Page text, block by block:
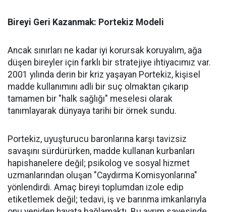
Bireyi Geri Kazanmak: Portekiz Modeli
​Ancak sınırları ne kadar iyi korursak koruyalım, ağa
düşen bireyler için farklı bir stratejiye ihtiyacımız var.
2001 yılında derin bir kriz yaşayan Portekiz, kişisel
madde kullanımını adli bir suç olmaktan çıkarıp
tamamen bir "halk sağlığı" meselesi olarak
tanımlayarak dünyaya tarihi bir örnek sundu.
​Portekiz, uyuşturucu baronlarına karşı tavizsiz
savaşını sürdürürken, madde kullanan kurbanları
hapishanelere değil; psikolog ve sosyal hizmet
uzmanlarından oluşan "Caydırma Komisyonlarına"
yönlendirdi. Amaç bireyi toplumdan izole edip
etiketlemek değil; tedavi, iş ve barınma imkanlarıyla